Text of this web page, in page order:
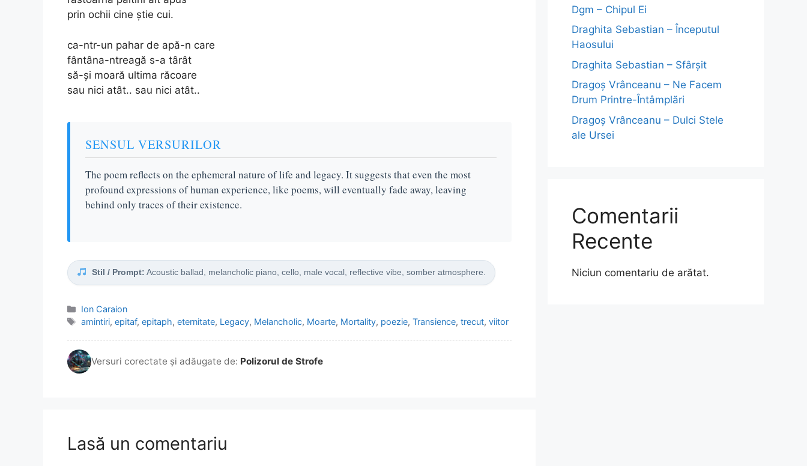
prin ochii cine știe cui.
ca-ntr-un pahar de apă-n care
fântâna-ntreagă s-a târât
să-și moară ultima răcoare
sau nici atât.. sau nici atât..
SENSUL VERSURILOR
The poem reflects on the ephemeral nature of life and legacy. It suggests that even the most
profound expressions of human experience, like poems, will eventually fade away, leaving
behind only traces of their existence.
Stil / Prompt: Acoustic ballad, melancholic piano, cello, male vocal, reflective vibe, somber atmosphere.
Categorii
Ion Caraion
Etichete
amintiri,epitaf,epitaph,eternitate, Legacy, Melancholic, Moarte, Mortality, poezie,Transience,trecut,viitor
Versuri corectate și adăugate de: Polizorul de Strofe
Lasă un comentariu
Dgm – Chipul Ei
Draghita Sebastian – Începutul
Haosului
Draghita Sebastian – Sfârșit
Dragoş Vrânceanu – Ne Facem
Drum Printre-Întâmplări
Dragoş Vrânceanu – Dulci Stele
ale Ursei
Comentarii
Recente
Niciun comentariu de arătat.